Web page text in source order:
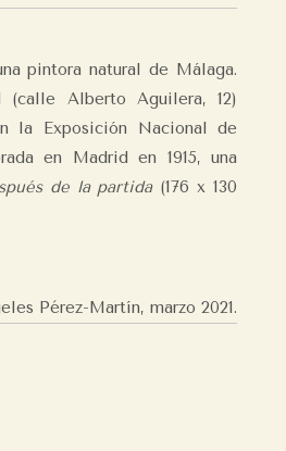
pintora natural de Málaga.
(calle Alberto Aguilera, 12)
la Exposición Nacional de
en Madrid en 1915, una
de la partida(176 x 130
Pérez-Martín,marzo 2021.